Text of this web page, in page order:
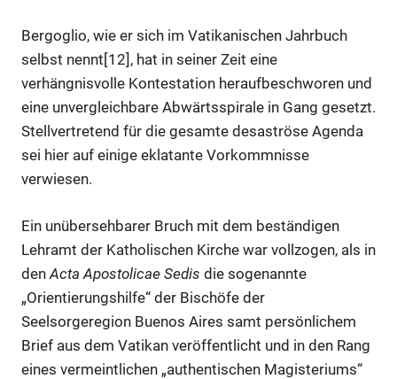
Bergoglio, wie er sich im Vatikanischen Jahrbuch
selbst nennt[12], hat in seiner Zeit eine
verhängnisvolle Kontestation heraufbeschworen und
eine unvergleichbare Abwärtsspirale in Gang gesetzt.
Stellvertretend für die gesamte desaströse Agenda
sei hier auf einige eklatante Vorkommnisse
verwiesen.
Ein unübersehbarer Bruch mit dem beständigen
Lehramt der Katholischen Kirche war vollzogen, als in
den Acta Apostolicae Sedis die sogenannte
„Orientierungshilfe“ der Bischöfe der
Seelsorgeregion Buenos Aires samt persönlichem
Brief aus dem Vatikan veröffentlicht und in den Rang
eines vermeintlichen „authentischen Magisteriums“